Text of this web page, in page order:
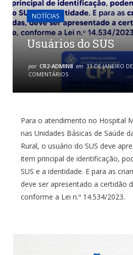
NOTÍCIAS
Usuários do SUS
por CR2-ADMIN8 em 31 DE JANEIRO
COMENTÁRIOS
Para o atendimento no Hospital
nas Unidades Básicas de Saúde
Rural, o usuário do SUS deve
item principal de identificação,
SUS e a identidade. E para as
deve ser apresentado a certidão
conforme a Lei n.º 14.534/2023.